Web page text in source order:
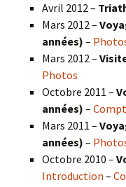
Avril 2012 –
Mars 2012 –
années) –
Mars 2012 –
Photos
Octobre 2011 –
années) –
Mars 2011 –
années) –
Octobre 2010 –
Introduction –